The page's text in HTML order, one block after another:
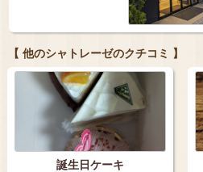
【 他のシャトレーゼのクチコミ 】
誕生日ケーキ